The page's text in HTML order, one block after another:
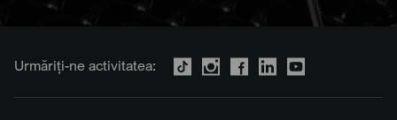
Urmăriți-ne activitatea: